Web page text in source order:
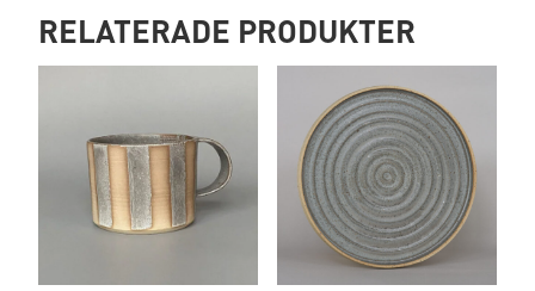
RELATERADE PRODUKTER